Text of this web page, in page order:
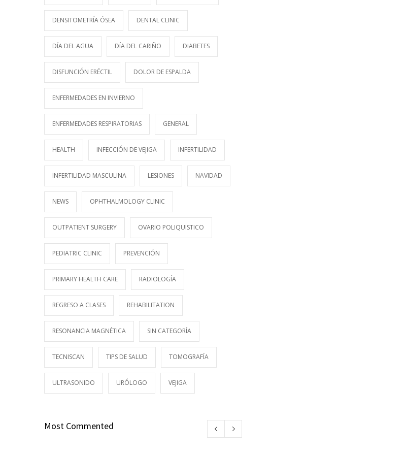
DENSITOMETRÍA ÓSEA DENTAL CLINIC
DÍA DEL AGUA DÍA DEL CARIÑO DIABETES
DISFUNCIÓN ERÉCTIL DOLOR DE ESPALDA
ENFERMEDADES EN INVIERNO
ENFERMEDADES RESPIRATORIAS GENERAL
HEALTH INFECCIÓN DE VEJIGA INFERTILIDAD
INFERTILIDAD MASCULINA LESIONES NAVIDAD
NEWS OPHTHALMOLOGY CLINIC
OUTPATIENT SURGERY OVARIO POLIQUISTICO
PEDIATRIC CLINIC PREVENCIÓN
PRIMARY HEALTH CARE RADIOLOGÍA
REGRESO A CLASES REHABILITATION
RESONANCIA MAGNÉTICA SIN CATEGORÍA
TECNISCAN TIPS DE SALUD TOMOGRAFÍA
ULTRASONIDO URÓLOGO VEJIGA
Most Commented